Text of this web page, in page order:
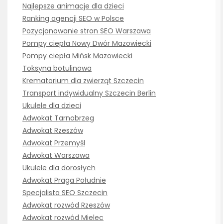
Najlepsze animacje dla dzieci
Ranking agencji SEO w Polsce
Pozycjonowanie stron SEO Warszawa
Pompy ciepła Nowy Dwór Mazowiecki
Pompy ciepła Mińsk Mazowiecki
Toksyna botulinowa
Krematorium dla zwierząt Szczecin
Transport indywidualny Szczecin Berlin
Ukulele dla dzieci
Adwokat Tarnobrzeg
Adwokat Rzeszów
Adwokat Przemyśl
Adwokat Warszawa
Ukulele dla dorosłych
Adwokat Praga Południe
Specjalista SEO Szczecin
Adwokat rozwód Rzeszów
Adwokat rozwód Mielec